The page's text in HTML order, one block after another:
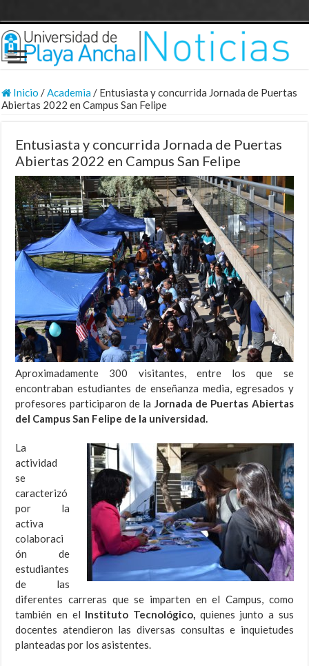
Inicio /Academia/ Entusiasta y concurrida Jornada de Puertas
Abiertas 2022 en Campus San Felipe
Entusiasta y concurrida Jornada de Puertas
Abiertas 2022 en Campus San Felipe
Aproximadamente 300 visitantes, entre los que se
encontraban estudiantes de enseñanza media, egresados y
profesores participaron de la Jornada de Puertas Abiertas
del Campus San Felipe de la universidad.
La
actividad
se
caracterizó
por la
activa
colaboraci
ón de
estudiantes
de las
diferentes carreras que se imparten en el Campus, como
también en el Instituto Tecnológico, quienes junto a sus
docentes atendieron las diversas consultas e inquietudes
planteadas por los asistentes.